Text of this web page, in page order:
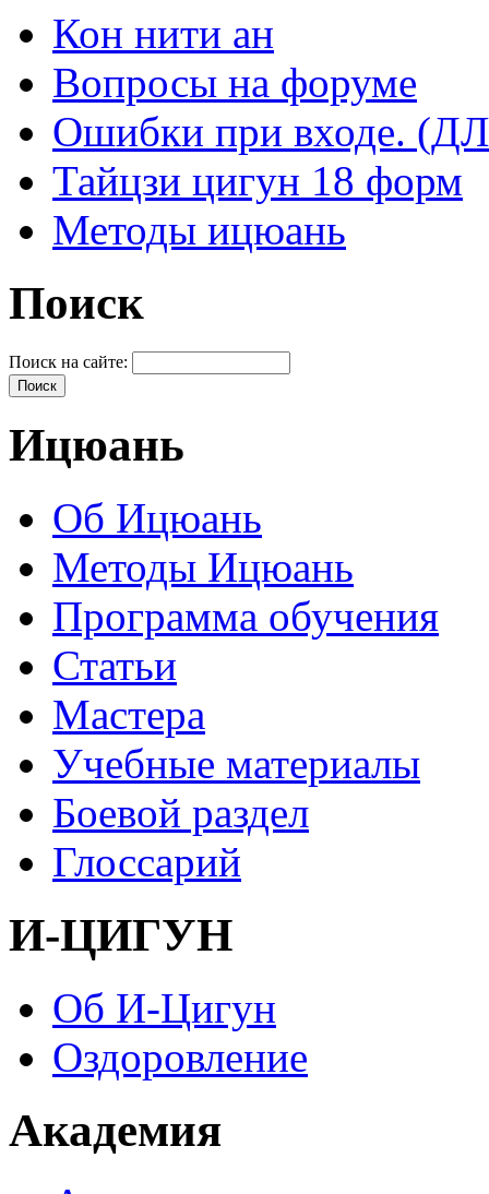
Кон нити ан
Вопросы на форуме
Ошибки при входе.
Тайцзи цигун 18 форм
Методы ицюань
Поиск
Поиск на сайте:
Ицюань
Об Ицюань
Методы Ицюань
Программа обучения
Статьи
Мастера
Учебные материалы
Боевой раздел
Глоссарий
И-ЦИГУН
Об И-Цигун
Оздоровление
Академия